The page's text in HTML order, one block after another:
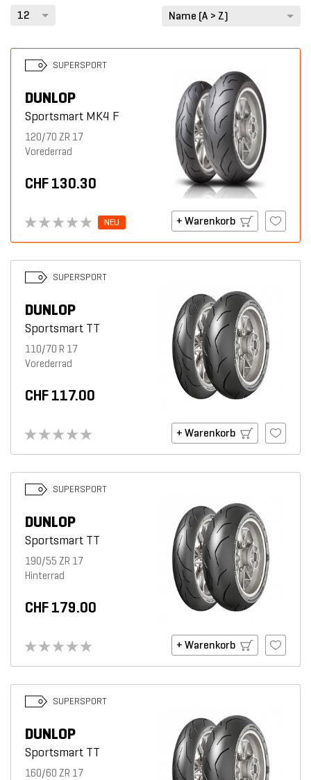
12 Name (A > Z)
SUPERSPORT
DUNLOP
Sportsmart MK4 F
120/70 ZR 17
Vorederrad
CHF 130.30
NEU + Warenkorb
SUPERSPORT
DUNLOP
Sportsmart TT
110/70 R 17
Vorederrad
CHF 117.00
+ Warenkorb
SUPERSPORT
DUNLOP
Sportsmart TT
190/55 ZR 17
Hinterrad
CHF 179.00
+ Warenkorb
SUPERSPORT
DUNLOP
Sportsmart TT
160/60 ZR 17